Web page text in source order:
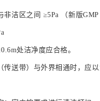
洁区之间 ≥5Pa （新版GMP
处洁净度应合格。
传送带）与外界相通时，应